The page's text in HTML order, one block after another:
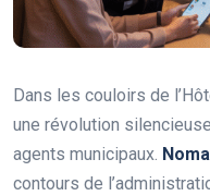
Dans les couloirs de
une révolution
agents municipaux.
contours de